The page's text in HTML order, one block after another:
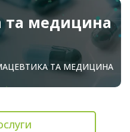
та медицина
ТА МЕДИЦИНА